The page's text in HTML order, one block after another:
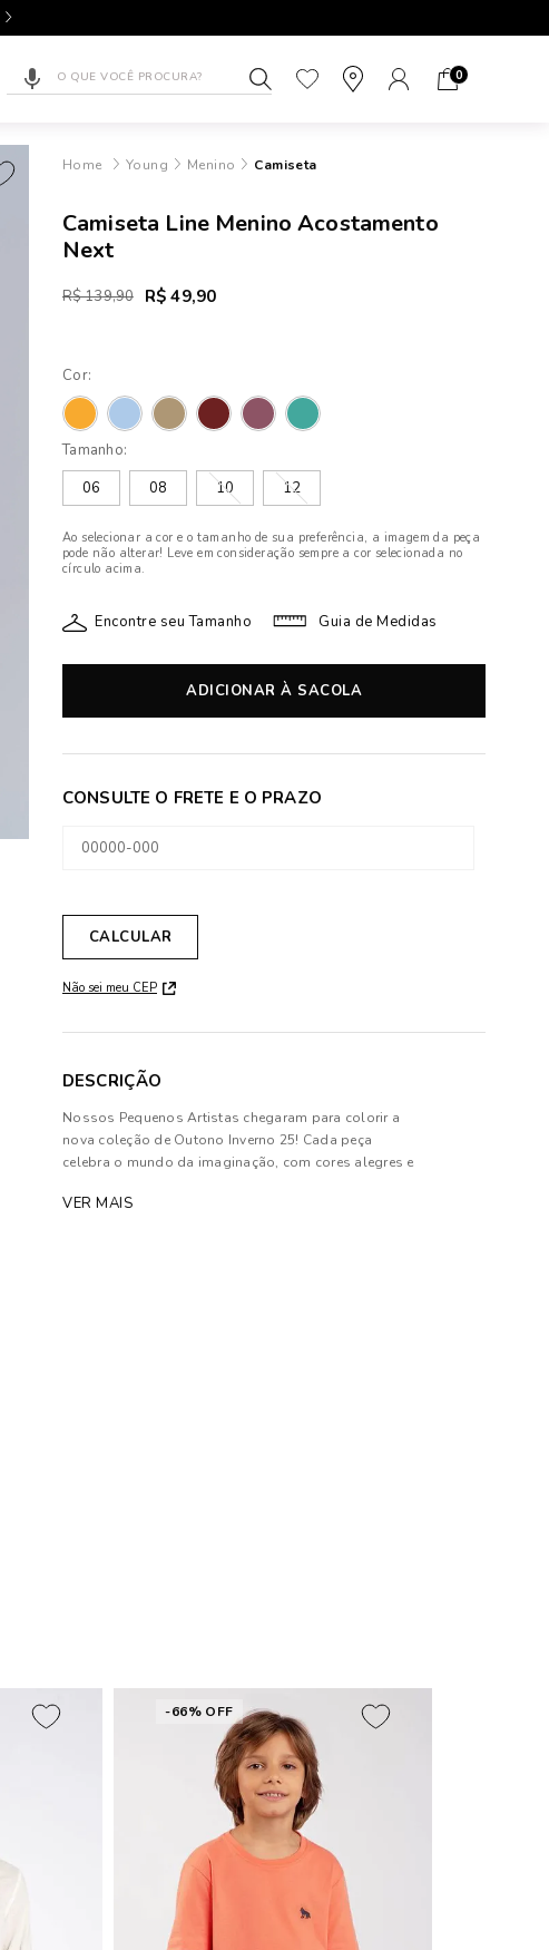
0
Young Menino Camiseta
Camiseta Line Menino Acostamento
Next
R$ 139,90 R$ 49,90
Cor:
Tamanho:
06
08 10 12
Ao selecionar a cor e o tamanho de sua preferência, a imagem da peça
pode não alterar! Leve em consideração sempre a cor selecionada no
círculo acima.
Encontre seu Tamanho Guia de Medidas
ADICIONAR À SACOLA
Não sei meu CEP
DESCRIÇÃO
Nossos Pequenos Artistas chegaram para colorir a
nova coleção de Outono Inverno 25! Cada peça
celebra o mundo da imaginação, com cores alegres e
sonhador das crianças.
VER MAIS
-66% OFF